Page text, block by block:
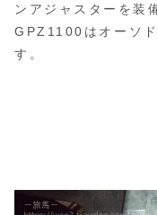
ンアジャスターを装
GPZ1100はオーソ
す。